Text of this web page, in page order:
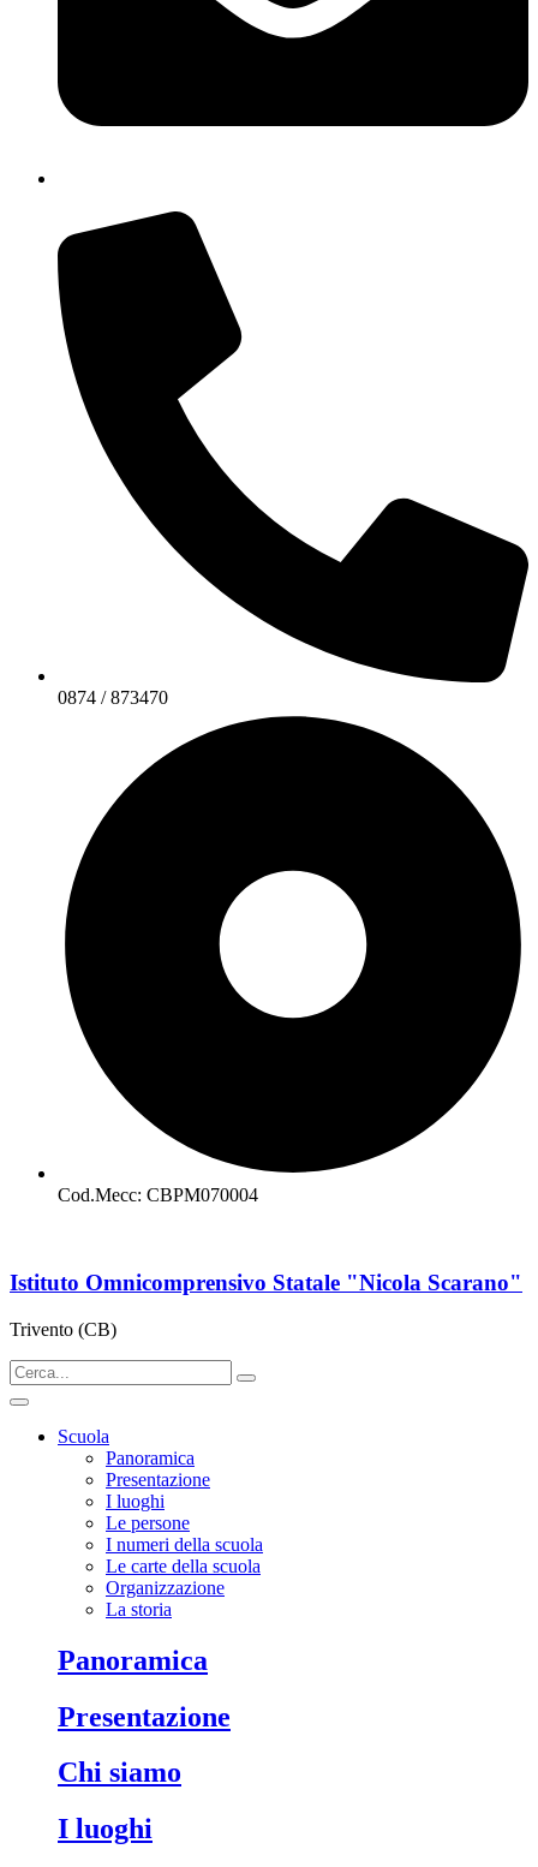
0874 / 873470
Cod.Mecc: CBPM070004
Istituto Omnicomprensivo Statale "Nicola Scarano"
Trivento (CB)
Scuola
Panoramica
Presentazione
I luoghi
Le persone
I numeri della scuola
Le carte della scuola
Organizzazione
La storia
Panoramica
Presentazione
Chi siamo
I luoghi